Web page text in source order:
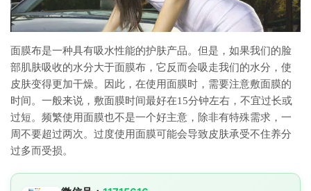
面膜布是一种具有吸水性能的护肤产品。但是，如果我们的脸
部肌肤吸收的水分大于面膜布，它反而会吸走我们的水分，使
皮肤变得更加干燥。因此，在使用面膜时，需要注意敷面膜的
时间。一般来说，敷面膜时间最好在15分钟左右，不宜过长或
过短。频繁使用面膜也不是一个好主意，除非有特殊需求，一
周不要超过两次。过度使用面膜可能会导致皮肤承受不住养分
过多而受损。